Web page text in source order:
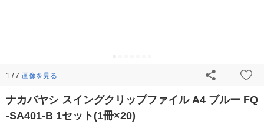
1 / 7 画像を見る
ナカバヤシ スイングクリップファイル A4 ブルー FQ
-SA401-B 1セット(1冊×20)